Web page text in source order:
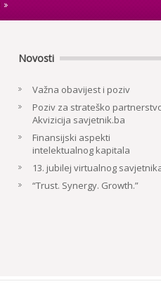
Novosti
Važna obavijest i poziv
Poziv za strateško
Akvizicija savjetnik.ba
Finansijski aspekti
intelektualnog kapitala
13. jubilej virtualnog
“Trust. Synergy. Growth.”